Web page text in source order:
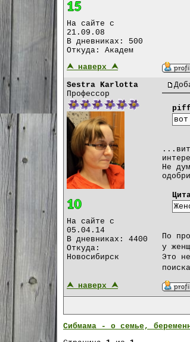
На сайте с
21.09.08
В дневниках: 500
Откуда: Академ
⮝ наверх ⮝
Sestra Karlotta
Профессор
На сайте с
05.04.14
В дневниках: 4400
Откуда:
Новосибирск
Не
По
у
Это
⮝ наверх ⮝
Сибмама - о семье,